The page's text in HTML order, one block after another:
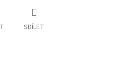
SDÍLET